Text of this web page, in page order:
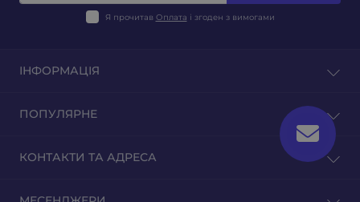
Я прочитав Оплата і згоден з вимогами
ІНФОРМАЦІЯ
Відгуки
Повернення товару
ПОПУЛЯРНЕ
Тютюн для гільз
КОНТАКТИ ТА АДРЕСА